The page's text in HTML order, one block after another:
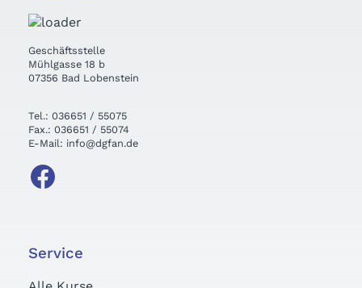
Geschäftsstelle
Mühlgasse 18 b
07356 Bad Lobenstein
Tel.: 036651 / 55075
Fax.: 036651 / 55074
E-Mail: info@dgfan.de
Service